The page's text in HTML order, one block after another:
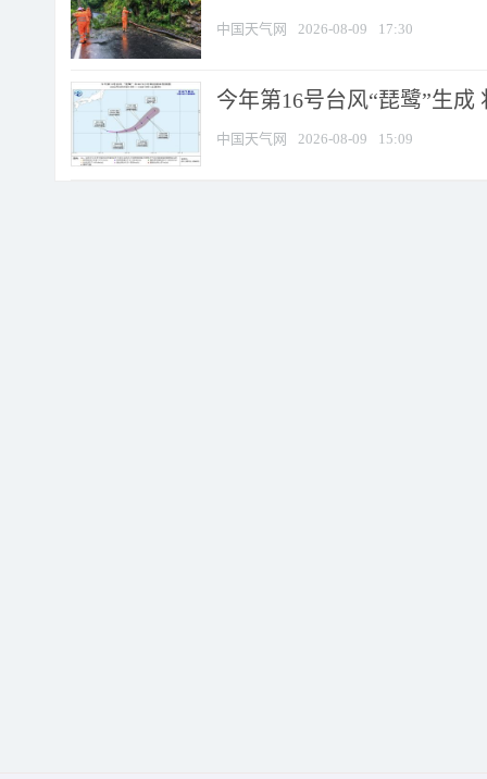
中国天气网 2026-08-09 17:30
今年第16号台风“琵鹭”生
中国天气网 2026-08-09 15:09